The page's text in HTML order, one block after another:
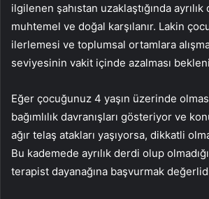
ilgilenen şahıstan uzaklaştığında ayrılık
muhtemel ve doğal karşılanır. Lakin
ilerlemesi ve toplumsal ortamlara
seviyesinin vakit içinde azalması
Eğer çocuğunuz 4 yaşın üzerinde
bağımlılık davranışları gösteriyor ve
ağır telaş atakları yaşıyorsa, dikkatli
Bu kademede ayrılık derdi olup
terapist dayanağına başvurmak